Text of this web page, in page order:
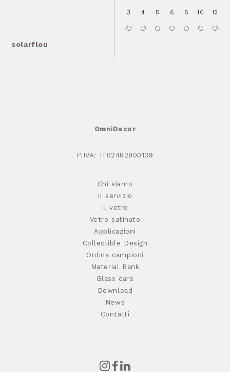
solarflou
3 4 5 6 8 10 12
OmniDecor
P.IVA: IT02482800139
Chi siamo
Il servizio
Il vetro
Vetro satinato
Applicazioni
Collectible Design
Ordina campioni
Material Bank
Glass care
Download
News
Contatti